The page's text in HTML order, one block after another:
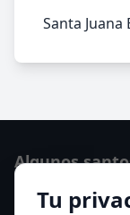
Santa
Tu
Algunos
San Cayetano